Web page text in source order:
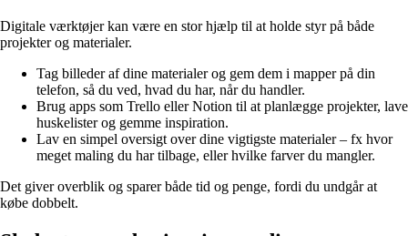
Digitale værktøjer kan være en stor hjælp til at holde styr på både
projekter og materialer.
Tag billeder af dine materialer og gem dem i mapper på din
telefon, så du ved, hvad du har, når du handler.
Brug apps som Trello eller Notion til at planlægge projekter, lave
huskelister og gemme inspiration.
Lav en simpel oversigt over dine vigtigste materialer – fx hvor
meget maling du har tilbage, eller hvilke farver du mangler.
Det giver overblik og sparer både tid og penge, fordi du undgår at
købe dobbelt.